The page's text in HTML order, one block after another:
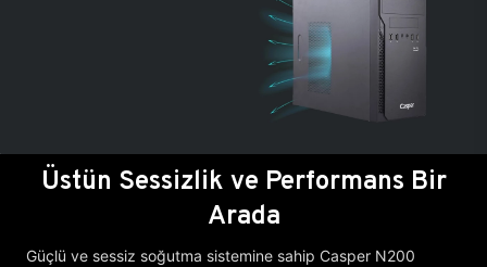
Üstün Sessizlik ve Performans Bir
Arada
Güçlü ve sessiz soğutma sistemine sahip Casper N200